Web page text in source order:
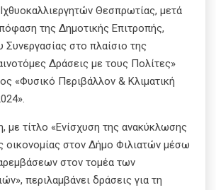
Θεσπρωτίας, μετά
της Δημοτικής Επιτροπής,
στο πλαίσιο της
Δράσεις με τους Πολίτες»
«Φυσικό Περιβάλλον & Κλιματική
με τίτλο «Ενίσχυση της ανακύκλωσης
οικονομίας στον Δήμο Φιλιατών μέσω
στον τομέα των
περιλαμβάνει δράσεις για τη